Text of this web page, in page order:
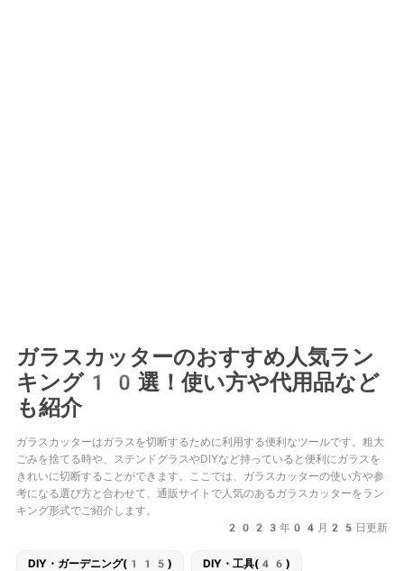
ガラスカッターのおすすめ人気ラン
キング10選！使い方や代用品など
も紹介
ガラスカッターはガラスを切断するために利用する便利なツールです。粗大
ごみを捨てる時や、ステンドグラスやDIYなど持っていると便利にガラスを
きれいに切断することができます。ここでは、ガラスカッターの使い方や参
考になる選び方と合わせて、通販サイトで人気のあるガラスカッターをラン
キング形式でご紹介します。
2023年04月25日更新
DIY・ガーデニング(115) DIY・工具(46)